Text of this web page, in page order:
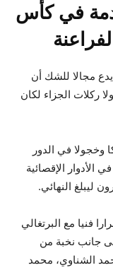
في كأس
يدع مجالا للشك أن
ركلات الجزاء لكان
وخجولا في الدور
الأدوار الإقصائية
ليبلغ النهائي.
فنيا مع البرتغالي
جانب نخبة من
الشناوي، محمد